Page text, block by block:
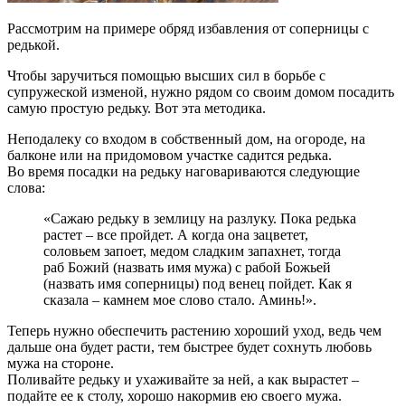
Рассмотрим на примере обряд избавления от соперницы с
редькой.
Чтобы заручиться помощью высших сил в борьбе с
супружеской изменой, нужно рядом со своим домом посадить
самую простую редьку. Вот эта методика.
Неподалеку со входом в собственный дом, на огороде, на
балконе или на придомовом участке садится редька.
Во время посадки на редьку наговариваются следующие
слова:
«Сажаю редьку в землицу на разлуку. Пока редька
растет – все пройдет. А когда она зацветет,
соловьем запоет, медом сладким запахнет, тогда
раб Божий (назвать имя мужа) с рабой Божьей
(назвать имя соперницы) под венец пойдет. Как я
сказала – камнем мое слово стало. Аминь!».
Теперь нужно обеспечить растению хороший уход, ведь чем
дальше она будет расти, тем быстрее будет сохнуть любовь
мужа на стороне.
Поливайте редьку и ухаживайте за ней, а как вырастет –
подайте ее к столу, хорошо накормив ею своего мужа.